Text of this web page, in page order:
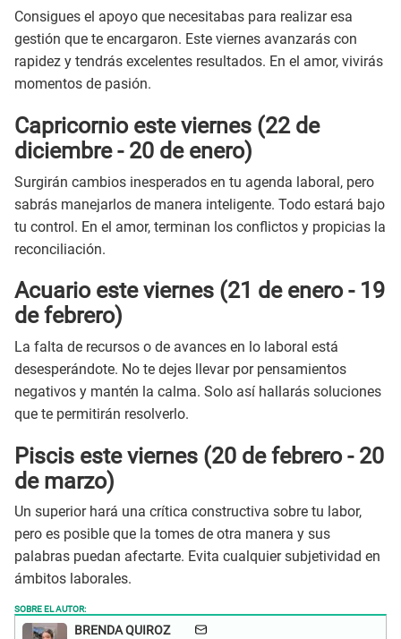
Consigues el apoyo que necesitabas para realizar esa
gestión que te encargaron. Este viernes avanzarás con
rapidez y tendrás excelentes resultados. En el amor, vivirás
momentos de pasión.
Capricornio esteviernes (22 de
diciembre - 20 de enero)
Surgirán cambios inesperados en tu agenda laboral, pero
sabrás manejarlos de manera inteligente. Todo estará bajo
tu control. En el amor, terminan los conflictos y propicias la
reconciliación.
Acuario esteviernes (21 de enero - 19
de febrero)
La falta de recursos o de avances en lo laboral está
desesperándote. No te dejes llevar por pensamientos
negativos y mantén la calma. Solo así hallarás soluciones
que te permitirán resolverlo.
Piscis esteviernes (20 de febrero - 20
de marzo)
Un superior hará una crítica constructiva sobre tu labor,
pero es posible que la tomes de otra manera y sus
palabras puedan afectarte. Evita cualquier subjetividad en
ámbitos laborales.
SOBRE EL AUTOR:
BRENDA QUIROZ